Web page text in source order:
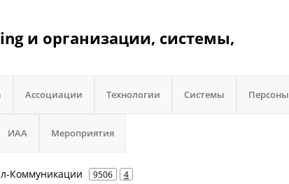
и организации, системы,
Ассоциации Технологии Системы Персоны
ИАА Мероприятия
Коммуникации 9506 4